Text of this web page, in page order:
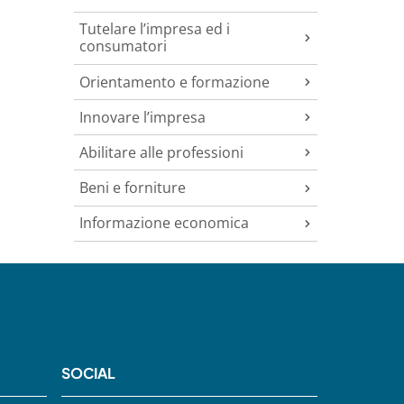
Tutelare l’impresa ed i
consumatori
Orientamento e formazione
Innovare l’impresa
Abilitare alle professioni
Beni e forniture
Informazione economica
SOCIAL